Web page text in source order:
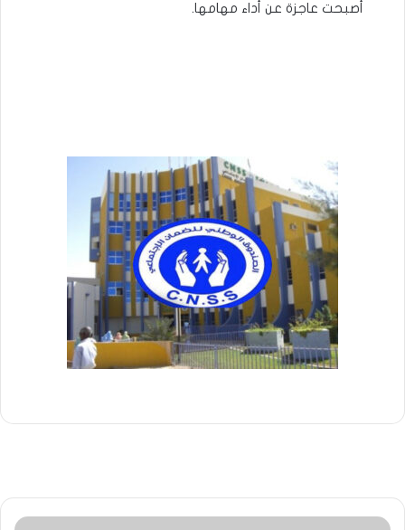
أصبحت عاجزة عن أداء مهامها.